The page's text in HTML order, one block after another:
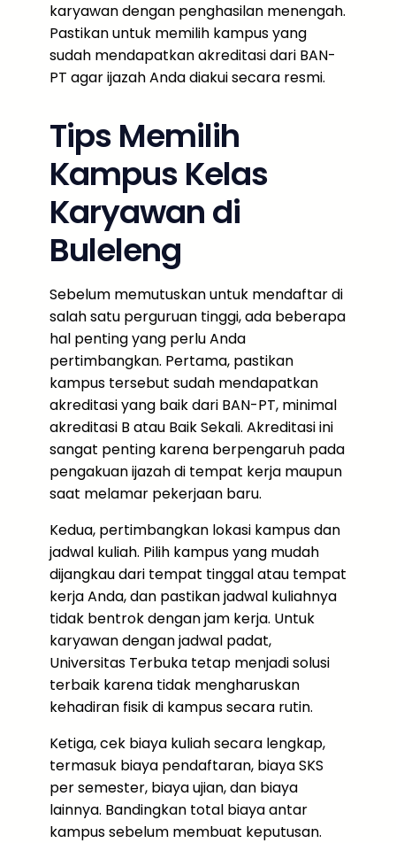
karyawan dengan penghasilan menengah.
Pastikan untuk memilih kampus yang
sudah mendapatkan akreditasi dari BAN-
PT agar ijazah Anda diakui secara resmi.
Tips Memilih
Kampus Kelas
Karyawan di
Buleleng
Sebelum memutuskan untuk mendaftar di
salah satu perguruan tinggi, ada beberapa
hal penting yang perlu Anda
pertimbangkan. Pertama, pastikan
kampus tersebut sudah mendapatkan
akreditasi yang baik dari BAN-PT, minimal
akreditasi B atau Baik Sekali. Akreditasi ini
sangat penting karena berpengaruh pada
pengakuan ijazah di tempat kerja maupun
saat melamar pekerjaan baru.
Kedua, pertimbangkan lokasi kampus dan
jadwal kuliah. Pilih kampus yang mudah
dijangkau dari tempat tinggal atau tempat
kerja Anda, dan pastikan jadwal kuliahnya
tidak bentrok dengan jam kerja. Untuk
karyawan dengan jadwal padat,
Universitas Terbuka tetap menjadi solusi
terbaik karena tidak mengharuskan
kehadiran fisik di kampus secara rutin.
Ketiga, cek biaya kuliah secara lengkap,
termasuk biaya pendaftaran, biaya SKS
per semester, biaya ujian, dan biaya
lainnya. Bandingkan total biaya antar
kampus sebelum membuat keputusan.